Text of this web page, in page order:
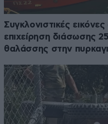
Συγκλονιστικές
επιχείρηση διάσωσης
θαλάσσης στην